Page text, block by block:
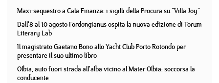
Maxi-sequestro a Cala Finanza: i sigilli della Procura su "Villa Joy"
Dall'8 al 10 agosto Fordongianus ospita la nuova edizione di Forum
Literary Lab
Il magistrato Gaetano Bono allo Yacht Club Porto Rotondo per
presentare il suo ultimo libro
Olbia, auto fuori strada all'alba vicino al Mater Olbia: soccorsa la
conducente